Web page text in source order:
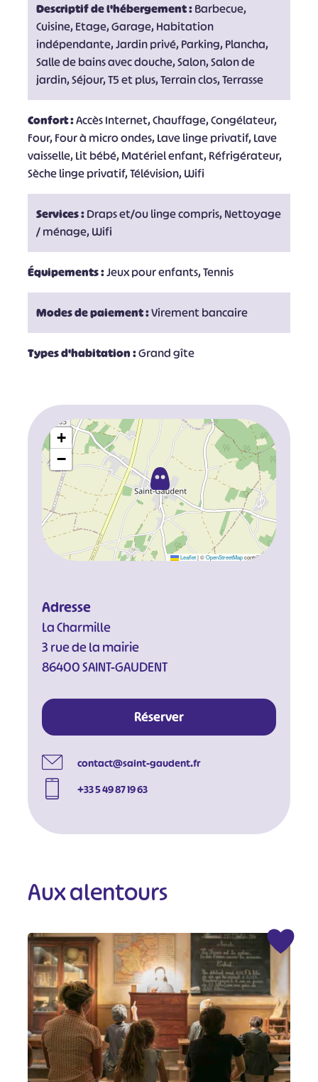
Descriptif de l'hébergement :Barbecue,
Cuisine, Etage, Garage, Habitation
indépendante, Jardin privé, Parking, Plancha,
Salle de bains avec douche, Salon, Salon de
jardin, Séjour, T5 et plus, Terrain clos, Terrasse
Confort :Accès Internet, Chauffage, Congélateur,
Four, Four à micro ondes, Lave linge privatif, Lave
vaisselle, Lit bébé, Matériel enfant, Réfrigérateur,
Sèche linge privatif, Télévision, Wifi
Services :Draps et/ou linge compris, Nettoyage
/ ménage, Wifi
Équipements :Jeux pour enfants, Tennis
Modes de paiement :Virement bancaire
Types d'habitation :Grand gîte
+
−
Leaflet |©OpenStreetMapcontributors
Adresse
La Charmille
3 rue de la mairie
86400 SAINT-GAUDENT
Réserver
contact@saint-gaudent.fr
+33 5 49 87 19 63
Aux alentours